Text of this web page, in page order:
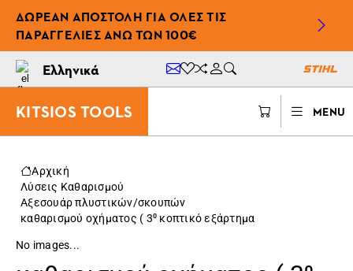
ΔΩΡΕΆΝ ΑΠΟΣΤΟΛΉ ΓΙΑ ΌΛΕΣ ΤΙΣ
ΠΑΡΑΓΓΕΛΊΕΣ ΆΝΩ ΤΩΝ 100€
Ελληνικά
KITSIOS TOOLS MENU
Αρχική
Λύσεις Καθαρισμού
Αξεσουάρ πλυστικών/σκουπών
καθαρισμού οχήματος ( 3⁰ κοπτικό εξάρτημα
No images...